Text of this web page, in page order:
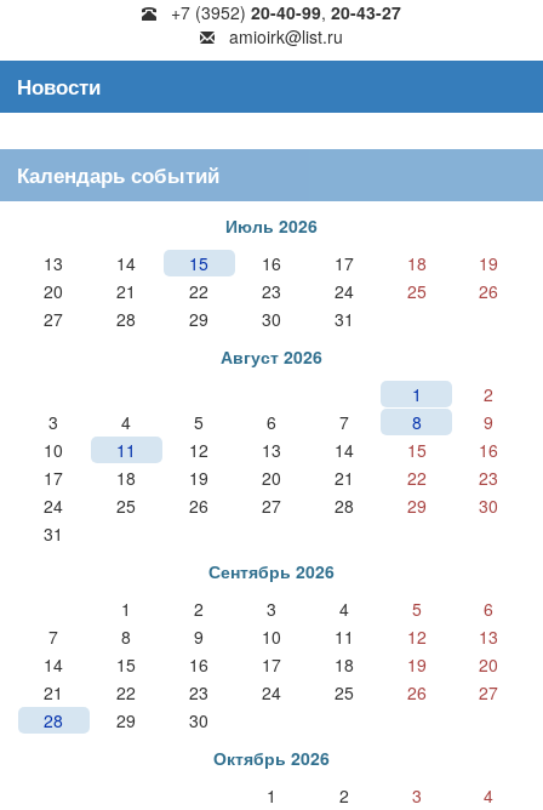
+7 (3952) 20-40-99, 20-43-27
amioirk@list.ru
Новости
Календарь событий
Июль 2026
13
14 15 16 17 18
19
20
21 22 23 24 25
26
27
28 29 30
31
Август 2026
1
2
3
4 5 6 7 8
9
10
11 12 13 14 15
16
17
18 19 20 21 22
23
24
25 26 27 28 29
30
31
Сентябрь 2026
1
2 3 4 5
6
7
8 9 10 11 12
13
14
15 16 17 18 19
20
21
22 23 24 25 26
27
28
29
30
Октябрь 2026
1
2 3
4